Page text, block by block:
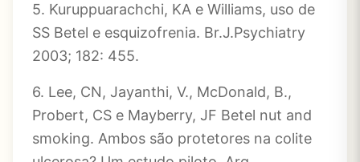
5. Kuruppuarachchi, KA e Williams, uso de
SS Betel e esquizofrenia. Br.J.Psychiatry
2003; 182: 455.
6. Lee, CN, Jayanthi, V., McDonald, B.,
Probert, CS e Mayberry, JF Betel nut and
smoking. Ambos são protetores na colite